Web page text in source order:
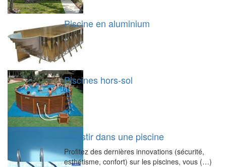
Piscine en aluminium
Piscines hors-sol
Investir dans une piscine
Profitez des dernières innovations (sécurité,
esthétisme, confort) sur les piscines, vous (…)